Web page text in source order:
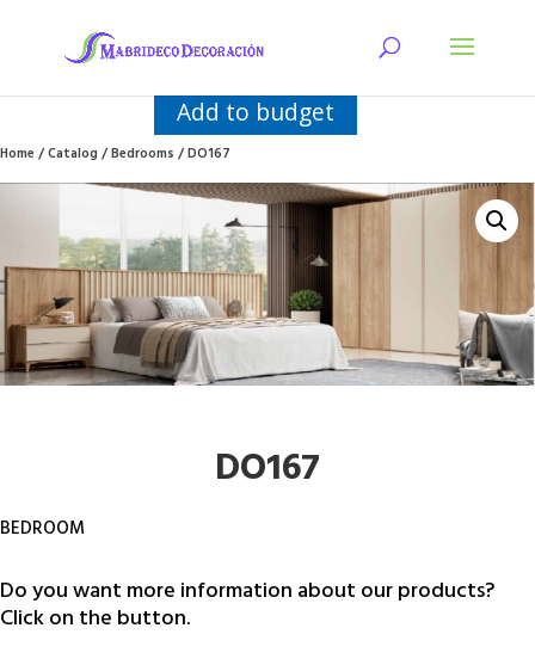
Add to budget
Home/Catalog/Bedrooms/ DO167
DO167
BEDROOM
Do you want more information about our products?
Click on the button.